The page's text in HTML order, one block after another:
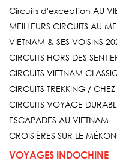
Circuits d'exception AU
MEILLEURS CIRCUITS AU
VIETNAM & SES VOISINS
CIRCUITS HORS DES
CIRCUITS VIETNAM
CIRCUITS TREKKING /
CIRCUITS VOYAGE
ESCAPADES AU VIETNAM
CROISIÈRES SUR LE
VOYAGES INDOCHINE